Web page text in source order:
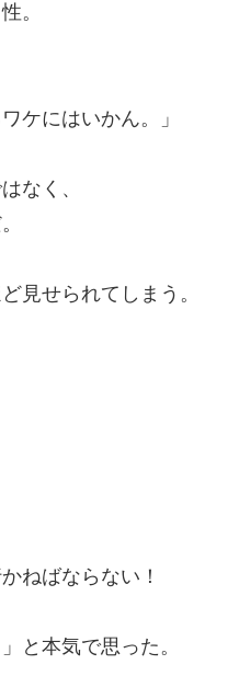
。
ケにはいかん。」
なく、
見せられてしまう。
ねばならない！
と本気で思った。